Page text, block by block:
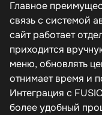
Главное
связь с системой
сайт работает
приходится
меню, обновлять
отнимает время и
Интеграция с
более удобный